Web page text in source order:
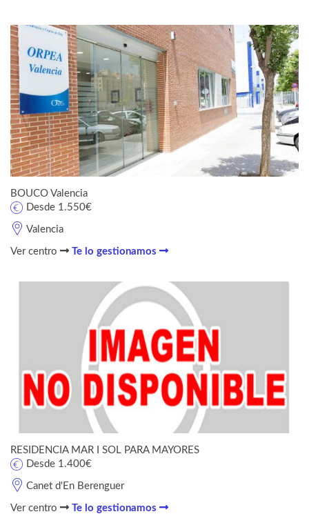
BOUCO Valencia
Valencia
Desde 1.550€
Ver centro Te lo gestionamos
RESIDENCIA MAR I SOL PARA MAYORES
Canet d'En Berenguer
Desde 1.400€
Ver centro Te lo gestionamos